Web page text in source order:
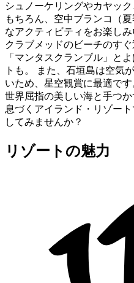
シュノーケリングやカヤッ
もちろん、空中ブランコ（
なアクティビティをお楽しみ
クラブメッドのビーチのす
「マンタスクランブル」と
トも。 また、石垣島は空気
いため、星空観賞に最適です
世界屈指の美しい海と手つ
息づくアイランド・リゾー
してみませんか？
リゾートの魅力